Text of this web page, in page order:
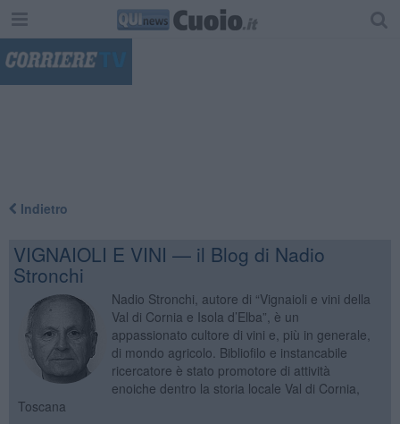
Indietro
VIGNAIOLI E VINI — il Blog di Nadio
Stronchi
Nadio Stronchi, autore di “Vignaioli e vini della
Val di Cornia e Isola d’Elba”, è un
appassionato cultore di vini e, più in generale,
di mondo agricolo. Bibliofilo e instancabile
ricercatore è stato promotore di attività
enoiche dentro la storia locale Val di Cornia,
Toscana